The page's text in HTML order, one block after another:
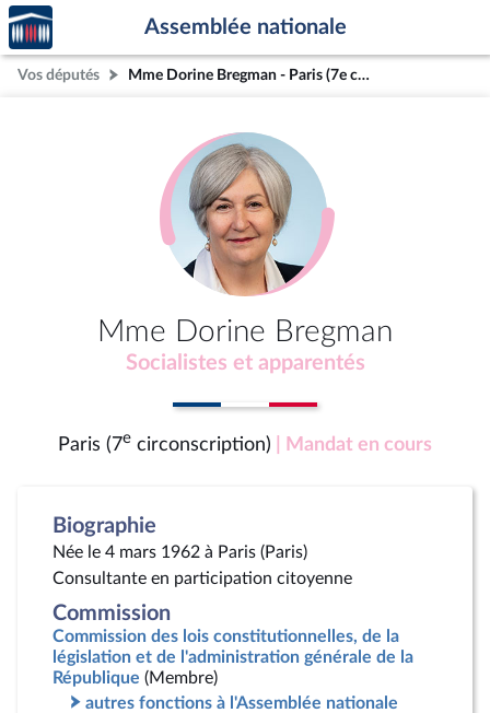
Aller au contenu
Aller en bas de la page
Accèder
à la
page
d'accueil
Assemblée nationale
Vos députés Mme Dorine Bregman - Paris (7e circonscription)
Mme Dorine Bregman
Socialistes et apparentés
Paris (7e circonscription) | Mandat en cours
Biographie
Née le 4 mars 1962 à Paris (Paris)
Consultante en participation citoyenne
Commission
Commission des lois constitutionnelles, de la
législation et de l'administration générale de la
République (Membre)
autres fonctions à l'Assemblée nationale